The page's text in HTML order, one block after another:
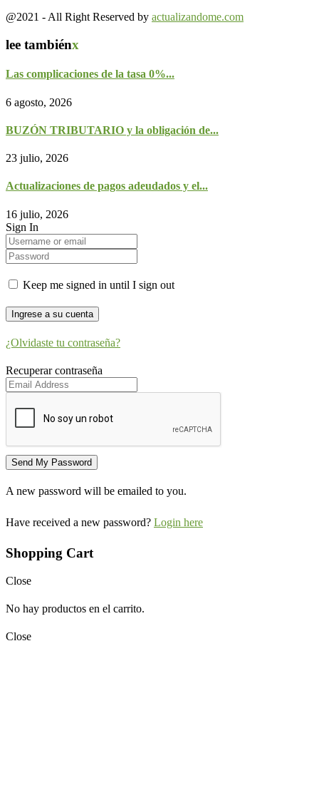
@2021 - All Right Reserved by actualizandome.com
lee tambiénx
Las complicaciones de la tasa 0%...
6 agosto, 2026
BUZÓN TRIBUTARIO y la obligación de...
23 julio, 2026
Actualizaciones de pagos adeudados y el...
16 julio, 2026
Sign In
Keep me signed in until I sign out
¿Olvidaste tu contraseña?
Recuperar contraseña
A new password will be emailed to you.
Have received a new password? Login here
Shopping Cart
Close
No hay productos en el carrito.
Close